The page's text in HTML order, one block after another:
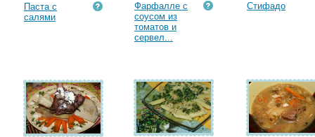
Паста с
салями
Фарфалле с
соусом из
томатов и
сервел...
Стифадо